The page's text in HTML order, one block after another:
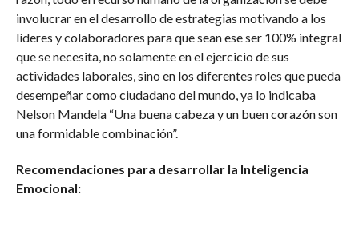
involucrar en el desarrollo de estrategias motivando a los
líderes y colaboradores para que sean ese ser 100% integral
que se necesita, no solamente en el ejercicio de sus
actividades laborales, sino en los diferentes roles que pueda
desempeñar como ciudadano del mundo, ya lo indicaba
Nelson Mandela “Una buena cabeza y un buen corazón son
una formidable combinación”.
Recomendaciones para desarrollar la Inteligencia
Emocional: